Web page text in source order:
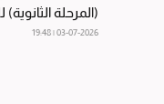
(المرحلة
أولمبياد...
03-07-2026 | 19:48